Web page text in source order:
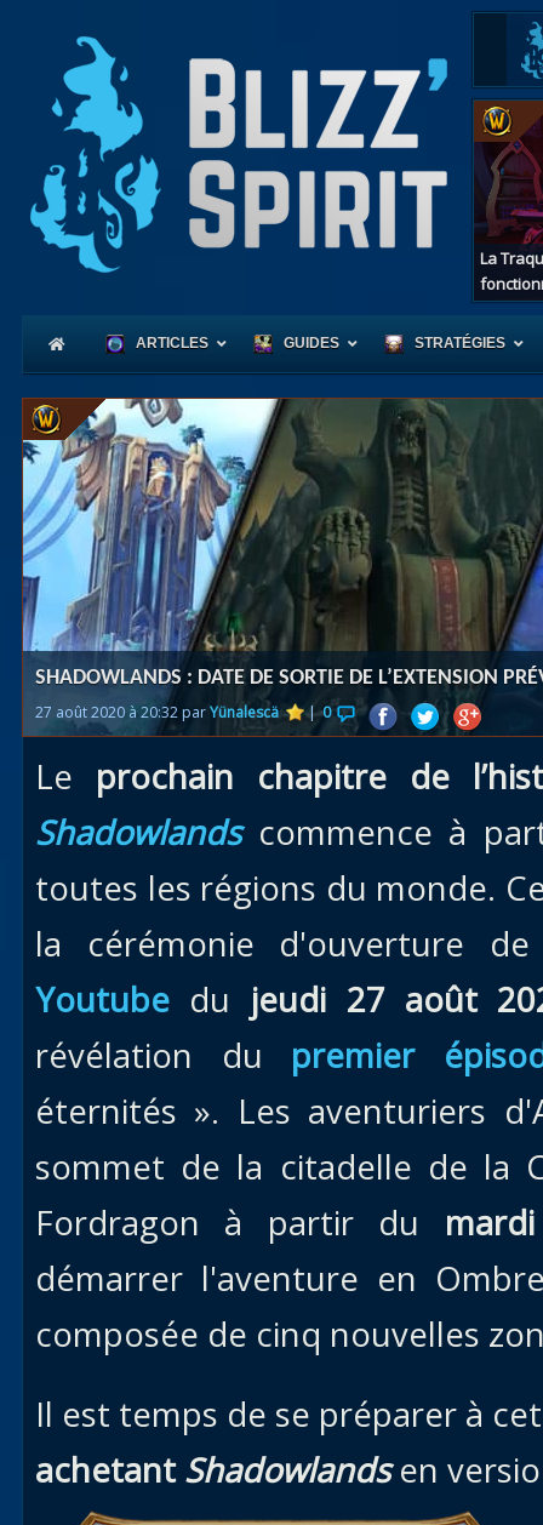
La
ARTICLES GUIDES
Coeur
Races
alliées
des îles
le vol
Uldum
Val
STRATÉGIES
SHADOWLANDS : DATE DE SORTIE DE L’EXTENSION
27 août 2020 à 20:32 parYünalescä | 0
Le prochain chapitre de
Shadowlandscommence à
toutes les régions du monde.
la cérémonie d'ouverture
Youtube du jeudi 27 août
révélation du premier
éternités ». Les aventuriers
sommet de la citadelle de la
Fordragon à partir du
démarrer l'aventure en
composée de cinq nouvelles
Il est temps de se préparer à
achetantShadowlandsen